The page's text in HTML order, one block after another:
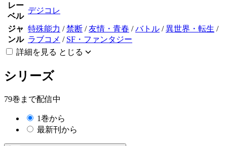
レー
ベル
デジコレ
ジャ
ンル
特殊能力 /禁断 /友情・青春 /バトル /異世界・転生 /
ラブコメ / SF・ファンタジー
詳細を見る とじる
シリーズ
79巻まで配信中
1巻から
最新刊から